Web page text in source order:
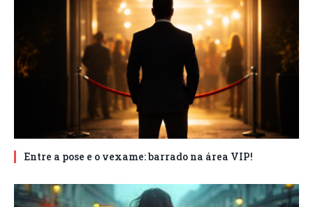
Entre a pose e o vexame: barrado na área VIP!